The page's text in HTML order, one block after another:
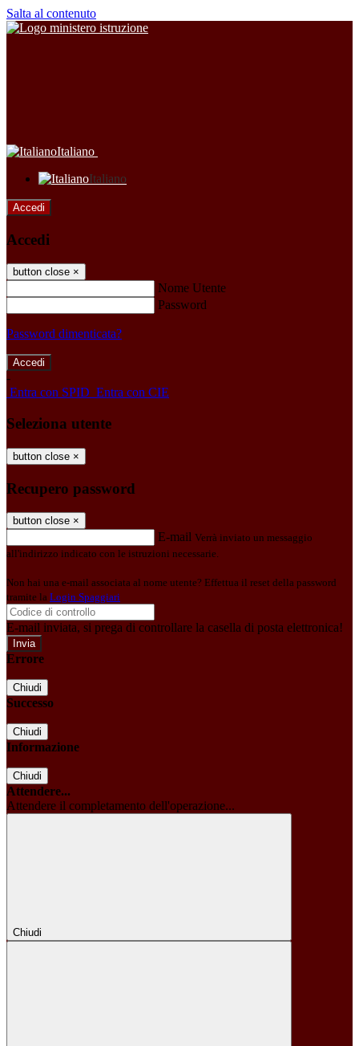
Salta al contenuto
Italiano
Italiano
Accedi
Accedi
button close ×
Nome Utente
Password
Password dimenticata?
-
Entra con SPID Entra con CIE
Seleziona utente
button close ×
Recupero password
button close ×
E-mail Verrà inviato un messaggio
all'indirizzo indicato con le istruzioni necessarie.
Non hai una e-mail associata al nome utente? Effettua il reset della password
tramite la Login Spaggiari
E-mail inviata, si prega di controllare la casella di posta elettronica!
Errore
Chiudi
Successo
Chiudi
Informazione
Chiudi
Attendere...
Attendere il completamento dell'operazione...
Chiudi